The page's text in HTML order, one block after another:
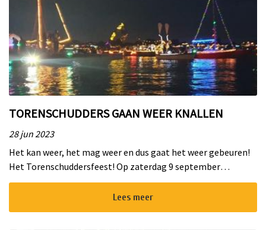
TORENSCHUDDERS GAAN WEER KNALLEN
28 jun 2023
Het kan weer, het mag weer en dus gaat het weer gebeuren!
Het Torenschuddersfeest! Op zaterdag 9 september
verzamelt alles wat drijft en wat feestelijk is opgetuigd met
Lees meer